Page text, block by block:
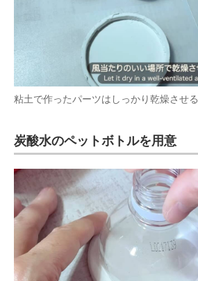
粘土で作ったパーツはしっかり乾燥させる
炭酸水のペットボトルを用意